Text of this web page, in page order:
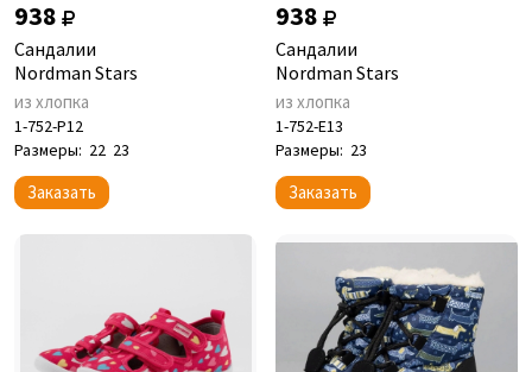
938
Сандалии
Nordman Stars
из хлопка
1-752-P12
Размеры: 22 23
Заказать
938
Сандалии
Nordman Stars
из хлопка
1-752-E13
Размеры: 23
Заказать